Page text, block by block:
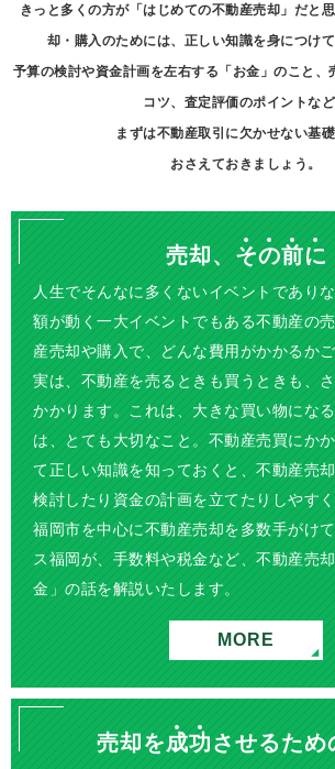
きっと多くの方が「はじめての不動産売却」だと
却・購入のためには、正しい知識を身につけて
予算の検討や資金計画を左右する「お金」のこと、
コツ、査定評価のポイントなど
まずは不動産取引に欠かせない基
おさえておきましょう。
売却、 その前に
人生でそんなに多くないイベントであり
額が動く一大イベントでもある不動産の
産売却や購入で、どんな費用がかかるか
実は、不動産を売るときも買うときも、
かかります。これは、大きな買い物にな
は、とても大切なこと。不動産売買にか
て正しい知識を知っておくと、不動産売
検討したり資金の計画を立てたりしやす
福岡市を中心に不動産売却を多数手がけ
ス福岡が、手数料や税金など、不動産売
金」の話を解説いたします。
MORE
売却を成功させるため